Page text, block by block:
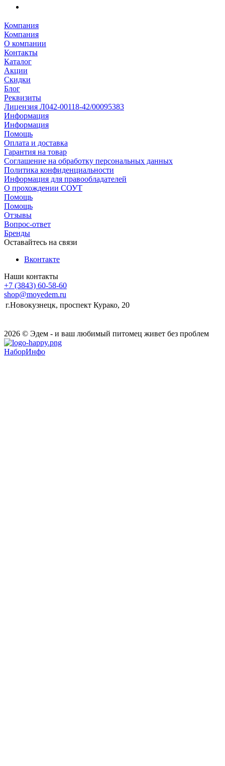
Компания
Компания
О компании
Контакты
Каталог
Акции
Скидки
Блог
Реквизиты
Лицензия Л042-00118-42/00095383
Информация
Информация
Помощь
Оплата и доставка
Гарантия на товар
Соглашение на обработку персональных данных
Политика конфиденциальности
Информация для правообладателей
О прохождении СОУТ
Помощь
Помощь
Отзывы
Вопрос-ответ
Бренды
Оставайтесь на связи
Вконтакте
Наши контакты
+7 (3843) 60-58-60
shop@moyedem.ru
г.Новокузнецк, проспект Курако, 20
2026 © Эдем - и ваш любимый питомец живет без проблем
НаборИнфо